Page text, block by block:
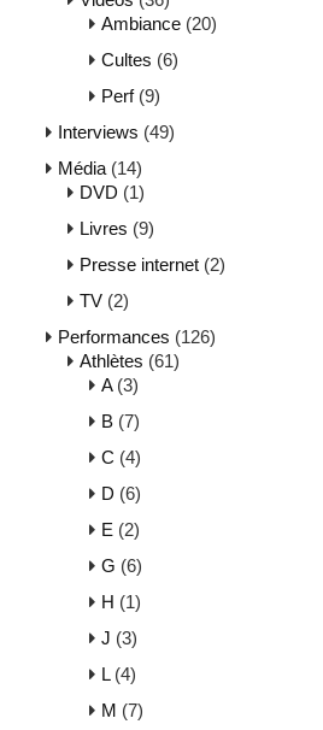
Ambiance (20)
Cultes (6)
Perf(9)
Interviews (49)
Média (14)
DVD (1)
Livres (9)
Presse internet (2)
TV (2)
Performances (126)
Athlètes (61)
A(3)
B (7)
C (4)
D (6)
E (2)
G (6)
H (1)
J (3)
L(4)
M (7)